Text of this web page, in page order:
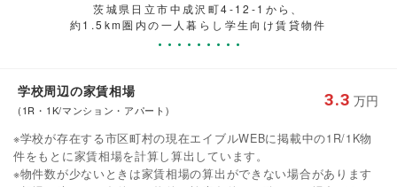
茨城県日立市中成沢町4-12-1から、
約1.5km圏内の一人暮らし学生向け賃貸物件
学校周辺の家賃相場
(1R・1K/マンション・アパート)
3.3 万円
※学校が存在する市区町村の現在エイブルWEBに掲載中の1R/1K物
件をもとに家賃相場を計算し算出しています。
※物件数が少ないときは家賃相場の算出ができない場合があります